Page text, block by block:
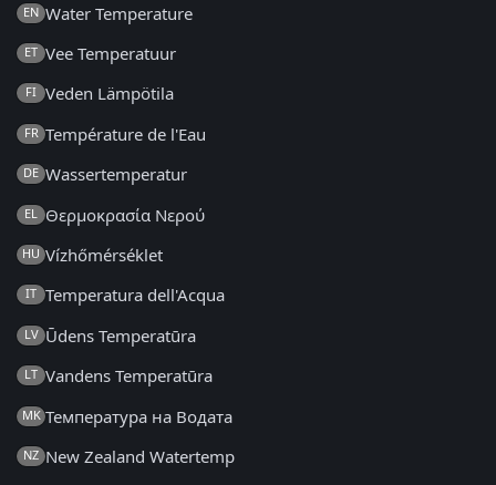
EN Water Temperature
ET Vee Temperatuur
FI Veden Lämpötila
FR Température de l'Eau
DE Wassertemperatur
EL Θερμοκρασία Νερού
HU Vízhőmérséklet
IT Temperatura dell'Acqua
LV Ūdens Temperatūra
LT Vandens Temperatūra
MK Температура на Водата
NZ New Zealand Watertemp